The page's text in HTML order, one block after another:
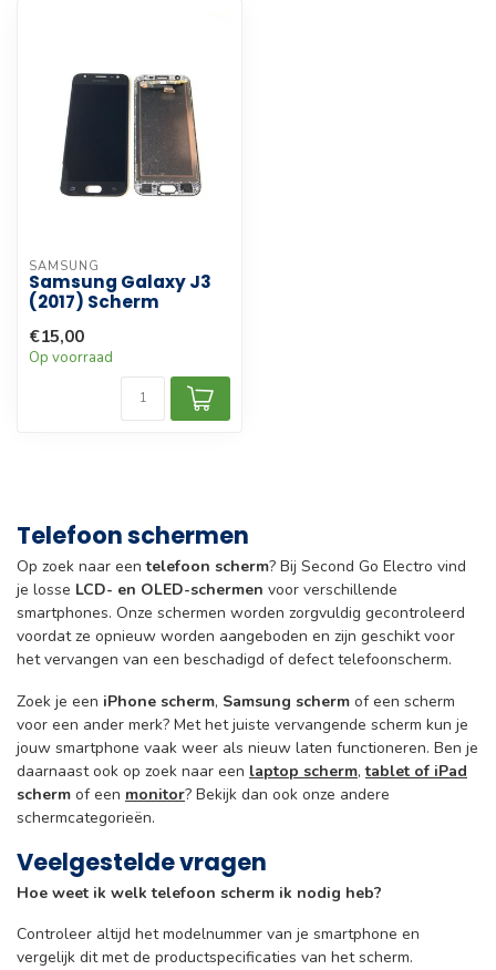
SAMSUNG
Samsung Galaxy J3
(2017) Scherm
€15,00
Op voorraad
Telefoon schermen
Op zoek naar eentelefoon scherm? Bij Second Go Electro vind
je losse LCD- en OLED-schermen voor verschillende
smartphones. Onze schermen worden zorgvuldig gecontroleerd
voordat ze opnieuw worden aangeboden en zijn geschikt voor
het vervangen van een beschadigd of defect telefoonscherm.
Zoek je een iPhone scherm, Samsung scherm of een scherm
voor een ander merk? Met het juiste vervangende scherm kun je
jouw smartphone vaak weer als nieuw laten functioneren. Ben je
daarnaast ook op zoek naar een laptop scherm,tablet of iPad
scherm of een monitor? Bekijk dan ook onze andere
schermcategorieën.
Veelgestelde vragen
Hoe weet ik welk telefoon scherm ik nodig heb?
Controleer altijd het modelnummer van je smartphone en
vergelijk dit met de productspecificaties van het scherm.